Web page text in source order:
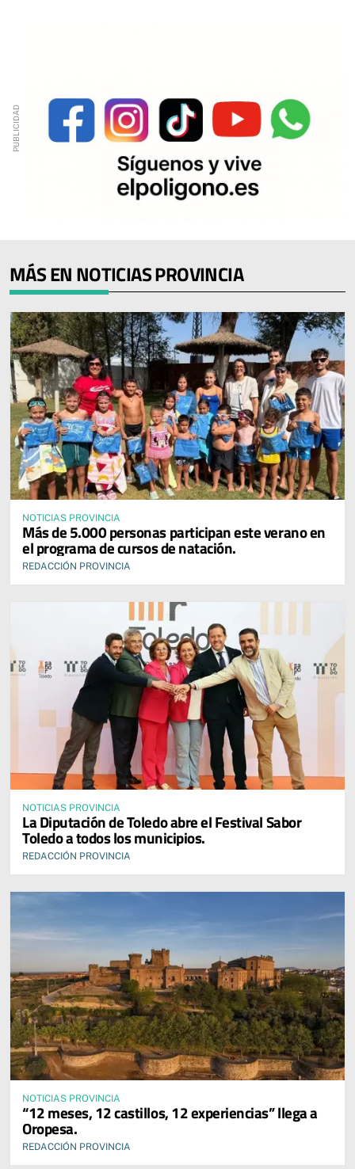
MÁS EN NOTICIAS PROVINCIA
NOTICIAS PROVINCIA
Más de 5.000 personas participan este verano en
el programa de cursos de natación.
REDACCIÓN PROVINCIA
NOTICIAS PROVINCIA
La Diputación de Toledo abre el Festival Sabor
Toledo a todos los municipios.
REDACCIÓN PROVINCIA
NOTICIAS PROVINCIA
“12 meses, 12 castillos, 12 experiencias” llega a
Oropesa.
REDACCIÓN PROVINCIA